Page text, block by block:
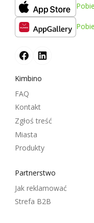
Kimbino
FAQ
Kontakt
Zgłoś treść
Miasta
Produkty
Partnerstwo
Jak reklamować
Strefa B2B